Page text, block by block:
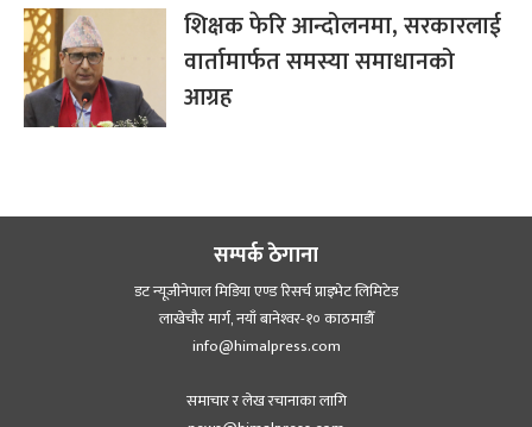
शिक्षक फेरि आन्दोलनमा, सरकारलाई
वार्तामार्फत समस्या समाधानको
आग्रह
सम्पर्क ठेगाना
डट न्यूजीनेपाल मिडिया एण्ड रिसर्च प्राइभेट लिमिटेड
लाखेचौर मार्ग, नयाँ बानेश्‍वर-१० काठमाडौँ
info@himalpress.com
समाचार र लेख रचानाका लागि